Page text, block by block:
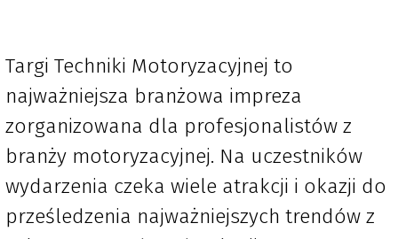
Targi Techniki Motoryzacyjnej to
najważniejsza branżowa impreza
zorganizowana dla profesjonalistów z
branży motoryzacyjnej. Na uczestników
wydarzenia czeka wiele atrakcji i okazji do
prześledzenia najważniejszych trendów z